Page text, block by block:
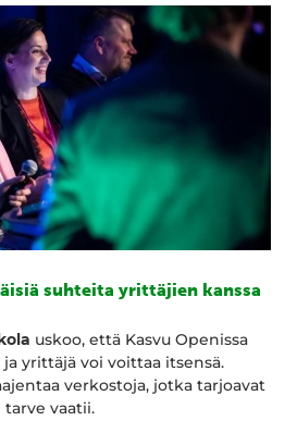
suhteita yrittäjien kanssa
uskoo, että Kasvu Openissa
yrittäjä voi voittaa itsensä.
verkostoja, jotka tarjoavat
vaatii.